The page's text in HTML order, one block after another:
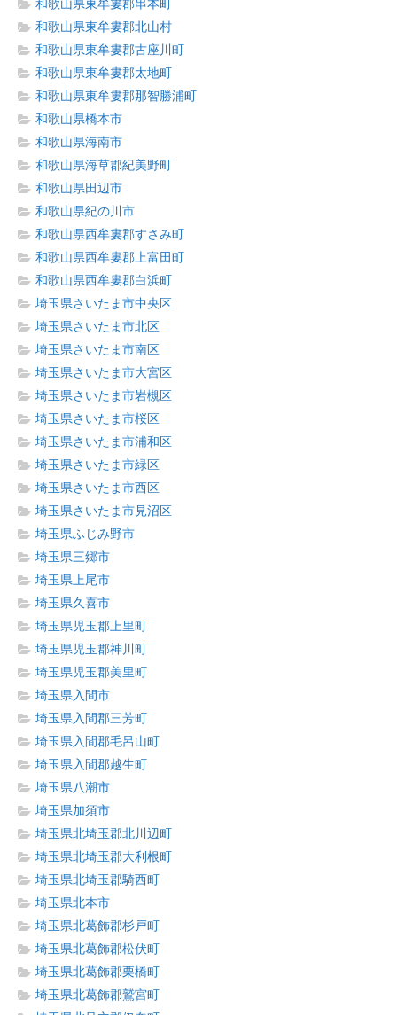
和歌山県東牟婁郡串本町
和歌山県東牟婁郡北山村
和歌山県東牟婁郡古座川町
和歌山県東牟婁郡太地町
和歌山県東牟婁郡那智勝浦町
和歌山県橋本市
和歌山県海南市
和歌山県海草郡紀美野町
和歌山県田辺市
和歌山県紀の川市
和歌山県西牟婁郡すさみ町
和歌山県西牟婁郡上富田町
和歌山県西牟婁郡白浜町
埼玉県さいたま市中央区
埼玉県さいたま市北区
埼玉県さいたま市南区
埼玉県さいたま市大宮区
埼玉県さいたま市岩槻区
埼玉県さいたま市桜区
埼玉県さいたま市浦和区
埼玉県さいたま市緑区
埼玉県さいたま市西区
埼玉県さいたま市見沼区
埼玉県ふじみ野市
埼玉県三郷市
埼玉県上尾市
埼玉県久喜市
埼玉県児玉郡上里町
埼玉県児玉郡神川町
埼玉県児玉郡美里町
埼玉県入間市
埼玉県入間郡三芳町
埼玉県入間郡毛呂山町
埼玉県入間郡越生町
埼玉県八潮市
埼玉県加須市
埼玉県北埼玉郡北川辺町
埼玉県北埼玉郡大利根町
埼玉県北埼玉郡騎西町
埼玉県北本市
埼玉県北葛飾郡杉戸町
埼玉県北葛飾郡松伏町
埼玉県北葛飾郡栗橋町
埼玉県北葛飾郡鷲宮町